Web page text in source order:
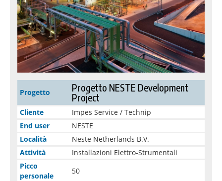
Progetto
Progetto NESTE Development
Project
Cliente
Impes Service / Technip
End user
NESTE
Località
Neste Netherlands B.V.
Attività
Installazioni Elettro-Strumentali
Picco
personale
50